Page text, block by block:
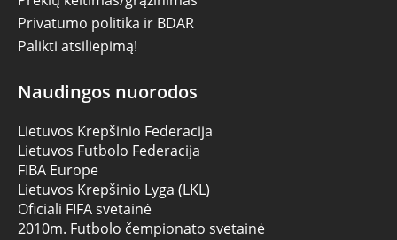
Privatumo politika ir BDAR
Palikti atsiliepimą!
Naudingos nuorodos
Lietuvos Krepšinio Federacija
Lietuvos Futbolo Federacija
FIBA Europe
Lietuvos Krepšinio Lyga (LKL)
Oficiali FIFA svetainė
2010m. Futbolo čempionato svetainė